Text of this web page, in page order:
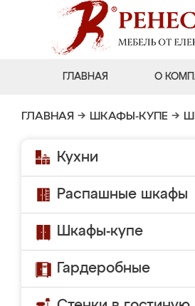
ГЛАВНАЯ О
ГЛАВНАЯ → ШКАФЫ-КУПЕ →
Кухни
Распашные шкафы
Шкафы-купе
Гардеробные